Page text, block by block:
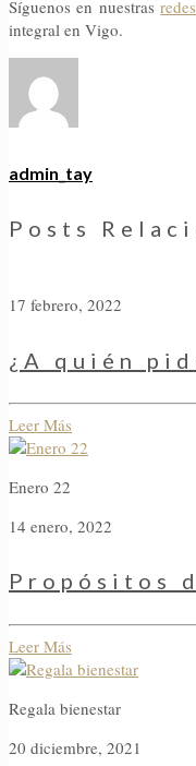
Síguenos en nuestras
integral en Vigo.
admin_tay
Posts
17 febrero, 2022
¿A quién
Leer Más
Enero 22
14 enero, 2022
Propósitos
Leer Más
Regala bienestar
20 diciembre, 2021